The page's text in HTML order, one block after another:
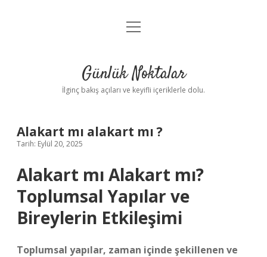
Anasayfa
Yasal Uyarı
menüyü
Günlük Noktalar
İlginç bakış açıları ve keyifli içeriklerle dolu.
Alakart mı alakart mı ?
Tarih: Eylül 20, 2025
Alakart mı Alakart mı?
Toplumsal Yapılar ve
Bireylerin Etkileşimi
Toplumsal yapılar, zaman içinde şekillenen ve